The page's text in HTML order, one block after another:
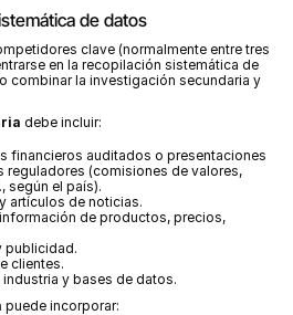
de datos
clave (normalmente entre tres
en la recopilación sistemática de
combinar la investigación secundaria y
debe incluir:
financieros auditados o presentaciones
reguladores (comisiones de valores,
según el país).
artículos de noticias.
de productos, precios,
publicidad.
clientes.
y bases de datos.
puede incorporar: